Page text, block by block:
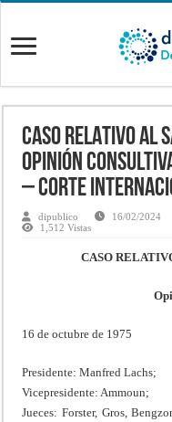
CASO RELATIVO AL
Opinión
– Corte
dipublico 16/02/2024
1,512 Vistas
CASO
16 de octubre de 1975
Presidente: Manfred Lachs;
Vicepresidente: Ammoun;
Jueces: Forster, Gros,